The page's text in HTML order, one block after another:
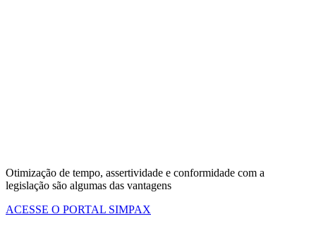
Otimização de tempo, assertividade e conformidade com a
legislação são algumas das vantagens
ACESSE O PORTAL SIMPAX